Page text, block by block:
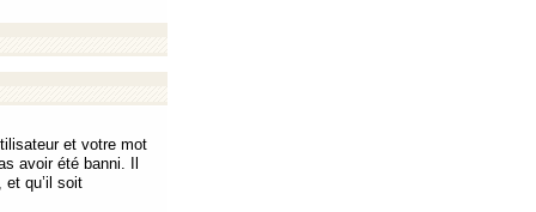
et votre mot
avoir été banni. Il
qu’il soit